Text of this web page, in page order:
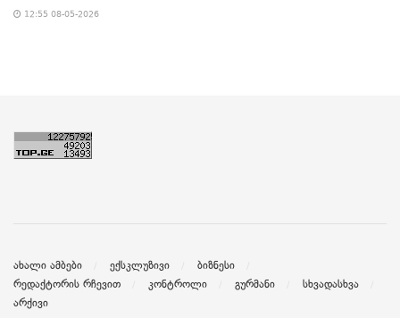
12:55 08-05-2026
ახალი ამბები ექსკლუზივი
ბიზნესი
რედაქტორის რჩევით
კონტროლი გურმანი
სხვადასხვა
არქივი